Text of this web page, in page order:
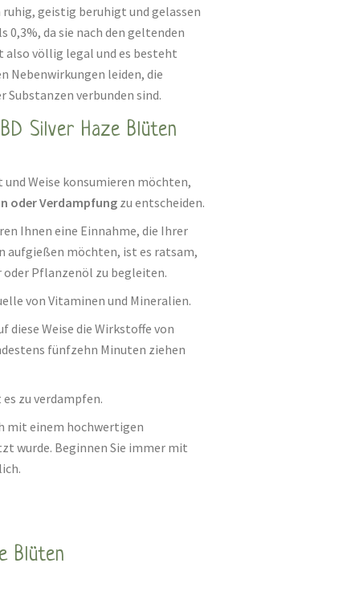
geistig beruhigt und gelassen
0,3%, da sie nach den geltenden
also völlig legal und es besteht
Nebenwirkungen leiden, die
verbunden sind.
Silver Haze Blüten
und Weise konsumieren möchten,
oder Verdampfungzu entscheiden.
Ihnen eine Einnahme, die Ihrer
aufgießen möchten, ist es ratsam,
Pflanzenöl zu begleiten.
von Vitaminen und Mineralien.
Weise die Wirkstoffe von
fünfzehn Minuten ziehen
zu verdampfen.
mit einem hochwertigen
wurde. Beginnen Sie immer mit
Blüten